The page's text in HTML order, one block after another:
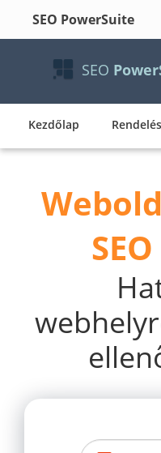
SEO PowerSuite
SEO
Kezdőlap Rendelés